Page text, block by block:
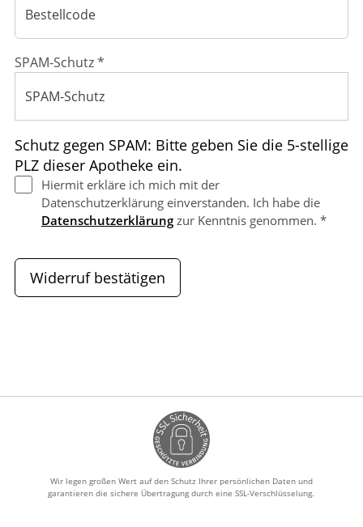
SPAM-Schutz *
Schutz gegen SPAM: Bitte geben Sie die 5-stellige
PLZ dieser Apotheke ein.
Hiermit erkläre ich mich mit der
Datenschutzerklärung einverstanden. Ich habe die
Datenschutzerklärungzur Kenntnis genommen. *
Widerruf bestätigen
Wir legen großen Wert auf den Schutz Ihrer persönlichen Daten und
garantieren die sichere Übertragung durch eine SSL-Verschlüsselung.